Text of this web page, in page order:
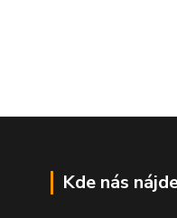
Kde nás